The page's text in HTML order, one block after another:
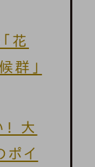
花
群」
大
ポイ